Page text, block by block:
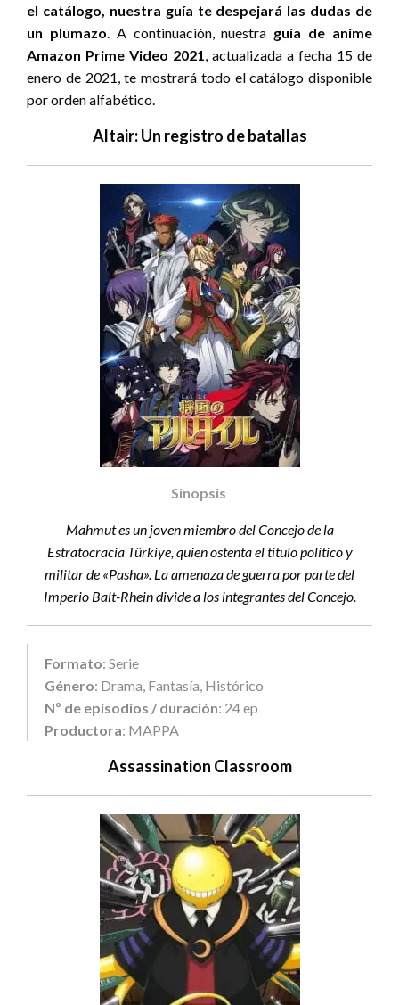
el catálogo, nuestra guía te despejará las dudas de
un plumazo . A continuación, nuestra guía de anime
Amazon Prime Video 2021 , actualizada a fecha 15 de
enero de 2021, te mostrará todo el catálogo disponible
por orden alfabético.
Altair: Un registro de batallas
Sinopsis
Mahmut es un joven miembro del Concejo de la
Estratocracia Türkiye, quien ostenta el título político y
militar de «Pasha». La amenaza de guerra por parte del
Imperio Balt-Rhein divide a los integrantes del Concejo.
Formato: Serie
Género: Drama, Fantasía, Histórico
Nº de episodios / duración: 24 ep
Productora: MAPPA
Assassination Classroom